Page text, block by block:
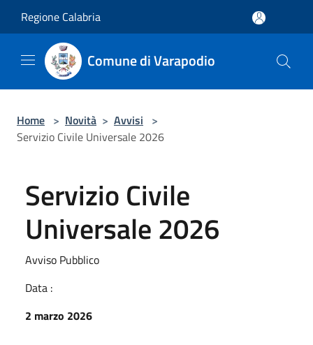
Regione Calabria
Comune di Varapodio
Home > Novità > Avvisi >
Servizio Civile Universale 2026
Servizio Civile
Universale 2026
Avviso Pubblico
Data :
2 marzo 2026